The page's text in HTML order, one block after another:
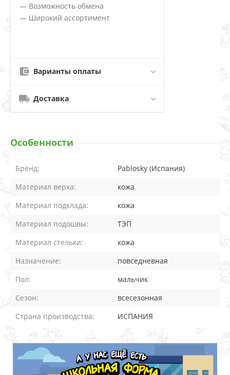
— Возможность обмена
— Широкий ассортимент
Варианты оплаты
Доставка
Особенности
Бренд:
Pablosky (Испания)
Материал верха:
кожа
Материал подклада:
кожа
Материал подошвы:
ТЭП
Материал стельки:
кожа
Назначение:
повседневная
Пол:
мальчик
Сезон:
всесезонная
Страна производства:
ИСПАНИЯ